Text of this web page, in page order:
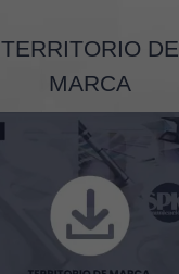
TERRITORIO DE
MARCA